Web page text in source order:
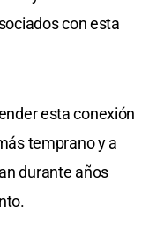
con esta
esta conexión
temprano y a
durante años